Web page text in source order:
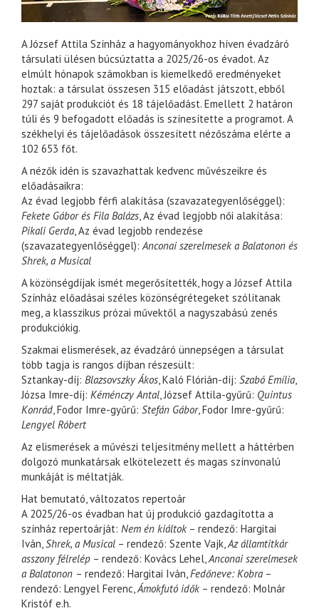
A József Attila Színház a hagyományokhoz híven évadzáró
társulati ülésen búcsúztatta a 2025/26-os évadot. Az
elmúlt hónapok számokban is kiemelkedő eredményeket
hoztak: a társulat összesen 315 előadást játszott, ebből
297 saját produkciót és 18 tájelőadást. Emellett 2 határon
túli és 9 befogadott előadás is színesítette a programot. A
székhelyi és tájelőadások összesített nézőszáma elérte a
102 653 főt.
A nézők idén is szavazhattak kedvenc művészeikre és
előadásaikra:
Az évad legjobb férfi alakítása (szavazategyenlőséggel):
Fekete Gábor és Fila Balázs , Az évad legjobb női alakítása:
Pikali Gerda , Az évad legjobb rendezése
(szavazategyenlőséggel): Anconai szerelmesek a Balatonon és
Shrek, a Musical
A közönségdíjak ismét megerősítették, hogy a József Attila
Színház előadásai széles közönségrétegeket szólítanak
meg, a klasszikus prózai művektől a nagyszabású zenés
produkciókig.
Szakmai elismerések, az évadzáró ünnepségen a társulat
több tagja is rangos díjban részesült:
Sztankay-díj: Blazsovszky Ákos , Kaló Flórián-díj: Szabó Emília
Józsa Imre-díj: Kéménczy Antal , József Attila-gyűrű: Quintus
Konrád , Fodor Imre-gyűrű: Stefán Gábor, Fodor Imre-gyűrű:
Lengyel Róbert
Az elismerések a művészi teljesítmény mellett a háttérben
dolgozó munkatársak elkötelezett és magas színvonalú
munkáját is méltatják.
Hat bemutató, változatos repertoár
A 2025/26-os évadban hat új produkció gazdagította a
színház repertoárját: Nem én kiáltok – rendező: Hargitai
Iván, Shrek, a Musical – rendező: Szente Vajk, Az államtitkár
asszony félrelép – rendező: Kovács Lehel, Anconai szerelmesek
a Balatonon – rendező: Hargitai Iván, Fedőneve: Kobra –
rendező: Lengyel Ferenc, Ámokfutó idők – rendező: Molnár
Kristóf e.h.